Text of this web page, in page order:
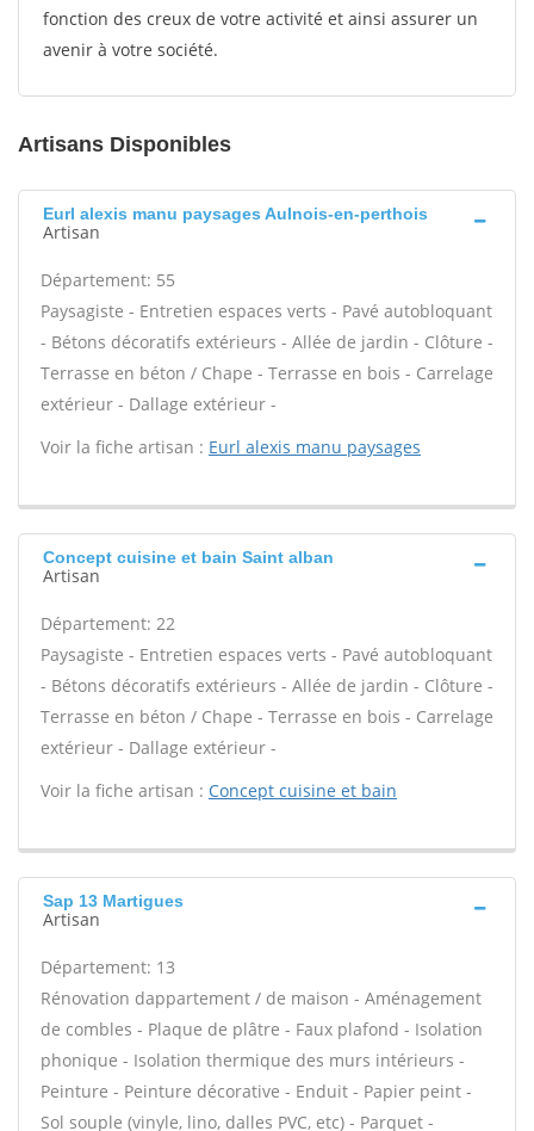
fonction des creux de votre activité et ainsi assurer un
avenir à votre société.
Artisans Disponibles
Eurl alexis manu paysages Aulnois-en-perthois
Artisan
Département: 55
Paysagiste - Entretien espaces verts - Pavé autobloquant
- Bétons décoratifs extérieurs - Allée de jardin - Clôture -
Terrasse en béton / Chape - Terrasse en bois - Carrelage
extérieur - Dallage extérieur -
Voir la fiche artisan : Eurl alexis manu paysages
Concept cuisine et bain Saint alban
Artisan
Département: 22
Paysagiste - Entretien espaces verts - Pavé autobloquant
- Bétons décoratifs extérieurs - Allée de jardin - Clôture -
Terrasse en béton / Chape - Terrasse en bois - Carrelage
extérieur - Dallage extérieur -
Voir la fiche artisan : Concept cuisine et bain
Sap 13 Martigues
Artisan
Département: 13
Rénovation dappartement / de maison - Aménagement
de combles - Plaque de plâtre - Faux plafond - Isolation
phonique - Isolation thermique des murs intérieurs -
Peinture - Peinture décorative - Enduit - Papier peint -
Sol souple (vinyle, lino, dalles PVC, etc) - Parquet -